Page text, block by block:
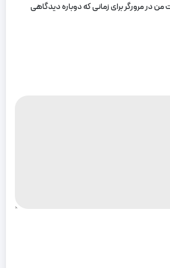
در مرورگر برای زمانی که دوباره دیدگاهی